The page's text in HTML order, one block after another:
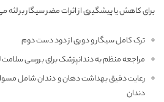
برای کاهش یا پیشگیری از اثرات مضر سیگار بر لثه
ترک کامل سیگار و دوری از دود دست دوم
مراجعه منظم به دندانپزشک برای بررسی سلامت
رعایت دقیق بهداشت دهان و دندان شامل مسواک
دندان